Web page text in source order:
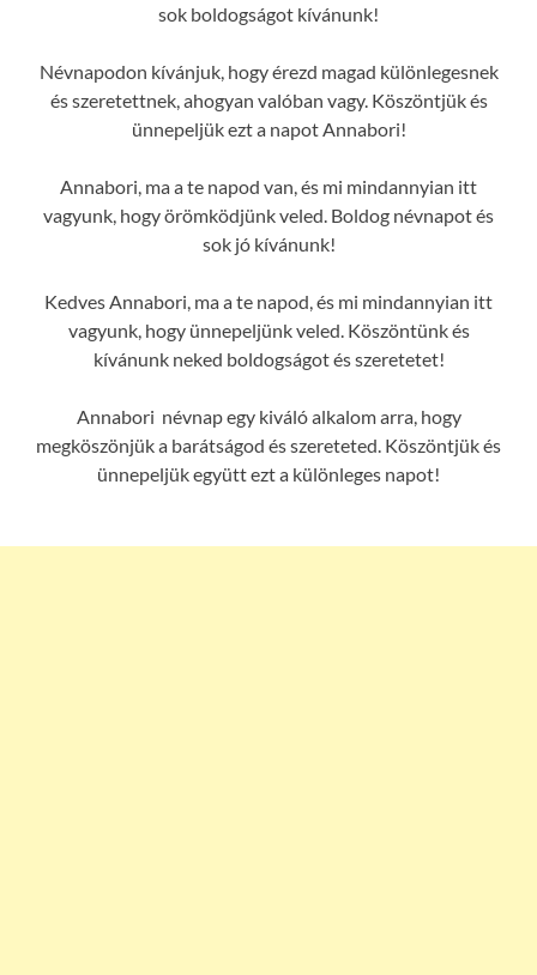
sok boldogságot kívánunk!
Névnapodon kívánjuk, hogy érezd magad különlegesnek
és szeretettnek, ahogyan valóban vagy. Köszöntjük és
ünnepeljük ezt a napot Annabori!
Annabori, ma a te napod van, és mi mindannyian itt
vagyunk, hogy örömködjünk veled. Boldog névnapot és
sok jó kívánunk!
Kedves Annabori, ma a te napod, és mi mindannyian itt
vagyunk, hogy ünnepeljünk veled. Köszöntünk és
kívánunk neked boldogságot és szeretetet!
Annabori névnap egy kiváló alkalom arra, hogy
megköszönjük a barátságod és szereteted. Köszöntjük és
ünnepeljük együtt ezt a különleges napot!